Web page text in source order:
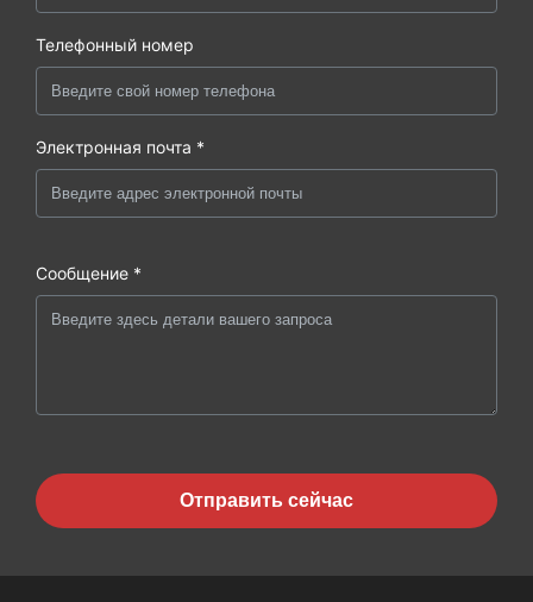
Телефонный номер
Электронная почта *
Сообщение *
Отправить сейчас